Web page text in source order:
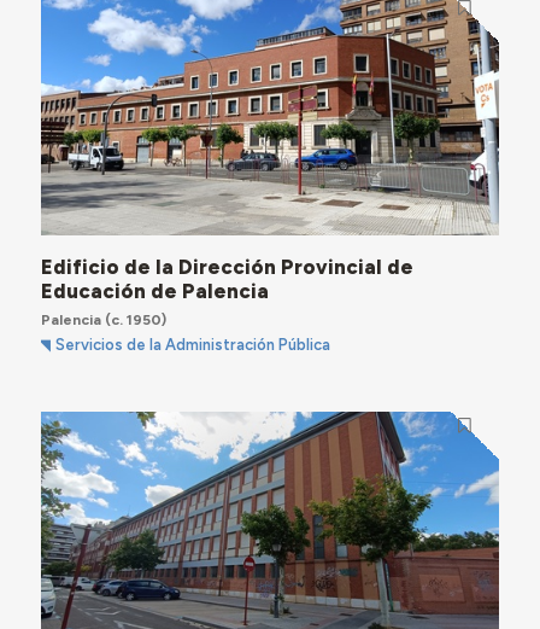
Edificio de la Dirección Provincial de
Educación de Palencia
Palencia(c. 1950)
Servicios de la Administración Pública